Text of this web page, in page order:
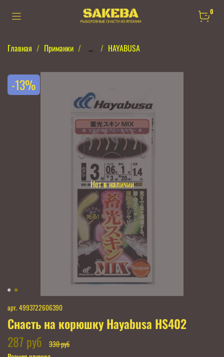
0
Главная Приманки ... HAYABUSA
Нет в наличии
-13%
арт. 4993722606390
Снасть на корюшку Hayabusa HS402
287 руб
330 руб